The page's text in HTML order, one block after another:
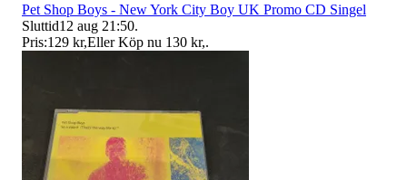
Pet Shop Boys - New York City Boy UK Promo CD Singel
Sluttid12 aug 21:50.
Pris:129 kr,Eller Köp nu 130 kr,.